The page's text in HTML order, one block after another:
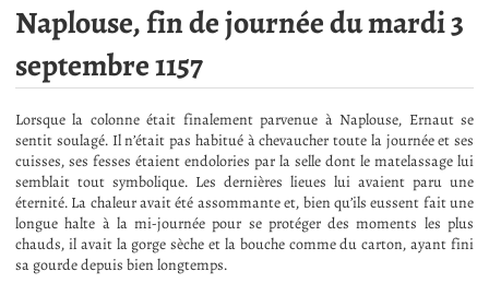
Naplouse, fin de journée du mardi 3
septembre 1157
Lorsque la colonne était finalement parvenue à Naplouse, Ernaut se
sentit soulagé. Il n’était pas habitué à chevaucher toute la journée et ses
cuisses, ses fesses étaient endolories par la selle dont le matelassage lui
semblait tout symbolique. Les dernières lieues lui avaient paru une
éternité. La chaleur avait été assommante et, bien qu’ils eussent fait une
longue halte à la mi-journée pour se protéger des moments les plus
chauds, il avait la gorge sèche et la bouche comme du carton, ayant fini
sa gourde depuis bien longtemps.